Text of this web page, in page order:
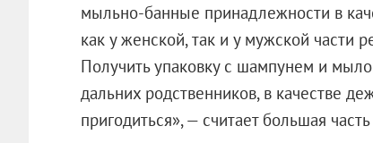
мыльно-банные принадлежности в
как у женской, так и у мужской части
Получить упаковку с шампунем и
дальних родственников, в качестве
пригодиться», — считает большая